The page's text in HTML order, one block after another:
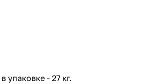
упаковке - 27 кг.